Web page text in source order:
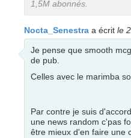
1,5M abonnés.
Nocta_Senestra a écrit le
Je pense que smooth
de pub.
Celles avec le marimba
Par contre je suis
une news random c'pas
être mieux d'en faire une